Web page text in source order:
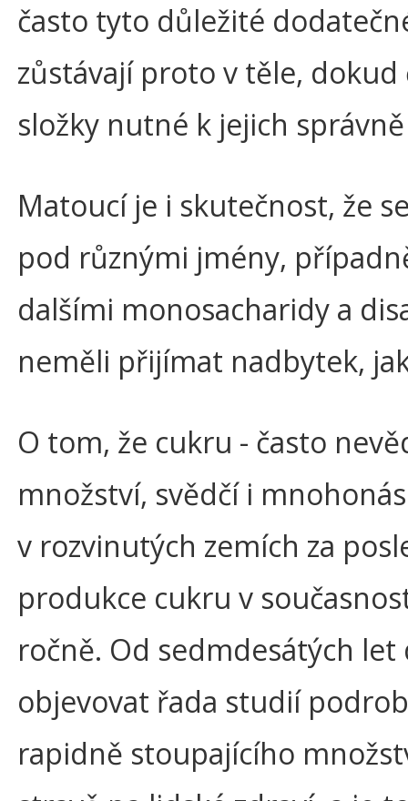
často tyto důležité
zůstávají proto v těle,
složky nutné k jejich
Matoucí je i skutečnost, že
pod různými jmény,
dalšími monosacharidy a
neměli přijímat nadbytek,
O tom, že cukru - často
množství, svědčí i
v rozvinutých zemích za
produkce cukru v
ročně. Od sedmdesátých
objevovat řada studií
rapidně stoupajícího